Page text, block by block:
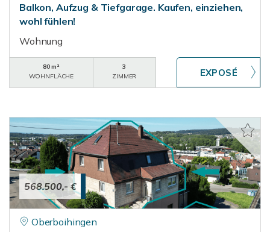
Balkon, Aufzug & Tiefgarage. Kaufen, einziehen,
wohl fühlen!
Wohnung
80 m²
WOHNFLÄCHE
3
ZIMMER
568.500,- €
Oberboihingen